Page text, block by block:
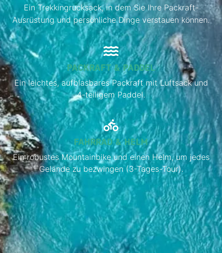
Ein Trekkingrucksack, in dem Sie Ihre Packraft-
Ausrüstung und persönliche Dinge verstauen können.
PACKRAFT & PADDEL
Ein leichtes, aufblasbares Packraft mit Luftsack und
4-teiligem Paddel.
FAHRRAD & HELM
Ein robustes Mountainbike und einen Helm, um jedes
Gelände zu bezwingen (3-Tages-Tour).